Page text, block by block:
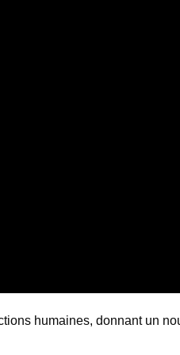
humaines, donnant un